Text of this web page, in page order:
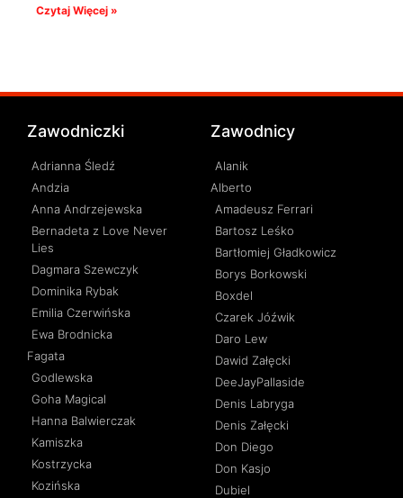
Czytaj Więcej »
Zawodniczki
Adrianna Śledź
Andzia
Anna Andrzejewska
Bernadeta z Love Never
Lies
Dagmara Szewczyk
Dominika Rybak
Emilia Czerwińska
Ewa Brodnicka
Fagata
Godlewska
Goha Magical
Hanna Balwierczak
Kamiszka
Kostrzycka
Kozińska
Zawodnicy
Alanik
Alberto
Amadeusz Ferrari
Bartosz Leśko
Bartłomiej Gładkowicz
Borys Borkowski
Boxdel
Czarek Jóźwik
Daro Lew
Dawid Załęcki
DeeJayPallaside
Denis Labryga
Denis Załęcki
Don Diego
Don Kasjo
Dubiel